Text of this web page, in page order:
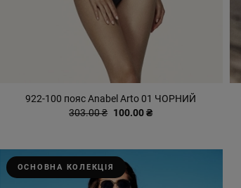
922-100 пояс Anabel Arto 01 ЧОРНИЙ
303.00 ₴ 100.00 ₴
ОСНОВНА КОЛЕКЦІЯ